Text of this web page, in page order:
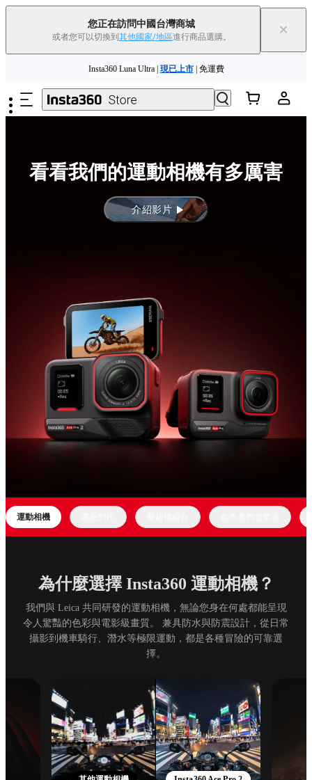
您正在訪問中國台灣商城
或者您可以切換到 其他國家/地區進行商品選購。 ×
88父親節優惠 | 精選商品低至85 折 |立即選購
Insta360 Luna Ultra | 現已上市| 免運費
舊機換新機，享現金回饋或優惠券 了解更多
看看我們的運動相機有多厲害
介紹影片
運動相機
為什麼選擇 Insta360 運動相機？
我們與 Leica 共同研發的運動相機，無論您身在何處都能呈現
令人驚豔的色彩與電影級畫質。 兼具防水與防震設計，從日常
攝影到機車騎行、潛水等極限運動，都是各種冒險的可靠選
擇。